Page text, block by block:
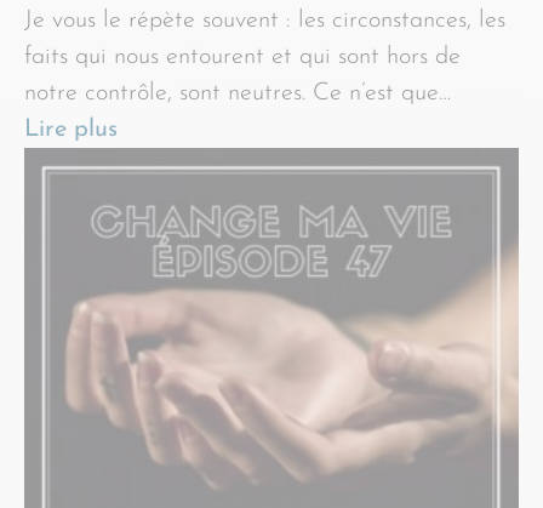
Je vous le répète souvent : les circonstances, les
faits qui nous entourent et qui sont hors de
notre contrôle, sont neutres. Ce n’est que…
Lire plus